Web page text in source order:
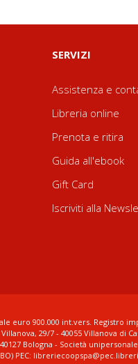
SERVIZI
Assistenza e
Libreria online
Prenota e ritira
Guida all'ebook
Gift Card
Iscriviti alla
euro 900.000 int.vers. Registro
29/7 - 40055 Villanova di
Bologna - Società
PEC: